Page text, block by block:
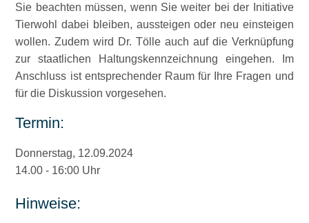
Sie beachten müssen, wenn Sie weiter bei der Initiative
Tierwohl dabei bleiben, aussteigen oder neu einsteigen
wollen. Zudem wird Dr. Tölle auch auf die Verknüpfung
zur staatlichen Haltungskennzeichnung eingehen. Im
Anschluss ist entsprechender Raum für Ihre Fragen und
für die Diskussion vorgesehen.
Termin:
Donnerstag, 12.09.2024
14.00 - 16:00 Uhr
Hinweise: